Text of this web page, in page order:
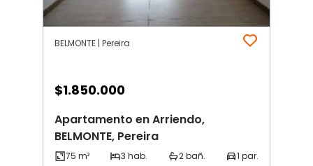
BELMONTE | Pereira
$1.850.000
Apartamento en Arriendo,
BELMONTE, Pereira